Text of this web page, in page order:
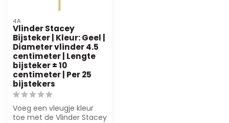
4A
Vlinder Stacey
Bijsteker | Kleur: Geel |
Diameter vlinder 4.5
centimeter | Lengte
bijsteker ± 10
centimeter | Per 25
bijstekers
Voeg een vleugje kleur
toe met de Vlinder Stacey